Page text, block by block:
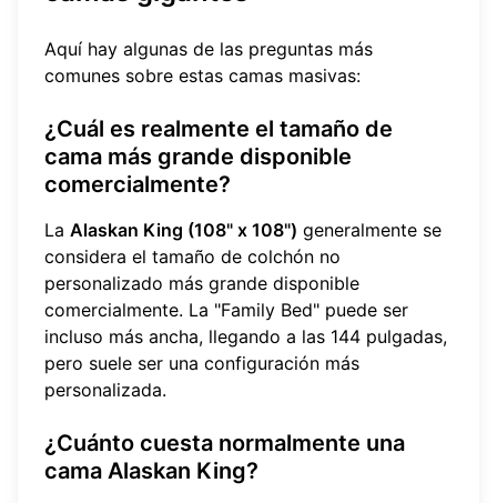
Aquí hay algunas de las preguntas más
comunes sobre estas camas masivas:
¿Cuál es realmente el tamaño de
cama más grande disponible
comercialmente?
La Alaskan King (108" x 108") generalmente se
considera el tamaño de colchón no
personalizado más grande disponible
comercialmente. La "Family Bed" puede ser
incluso más ancha, llegando a las 144 pulgadas,
pero suele ser una configuración más
personalizada.
¿Cuánto cuesta normalmente una
cama Alaskan King?